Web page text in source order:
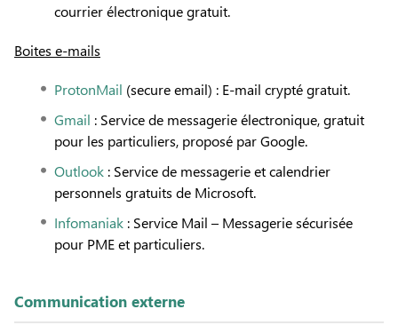
courrier électronique gratuit.
Boites e-mails
ProtonMail (secure email) : E-mail crypté gratuit.
Gmail : Service de messagerie électronique, gratuit
pour les particuliers, proposé par Google.
Outlook : Service de messagerie et calendrier
personnels gratuits de Microsoft.
Infomaniak : Service Mail – Messagerie sécurisée
pour PME et particuliers.
Communication externe